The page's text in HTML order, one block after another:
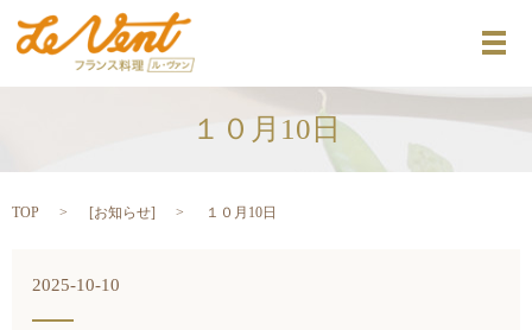
メ
１０月10日
TOP [お知らせ] １０月10日
2025-10-10